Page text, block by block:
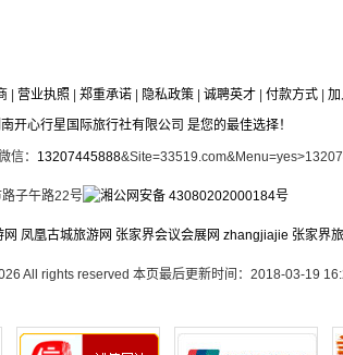
营业执照 郑重承诺 隐私政策 诚聘英才 付款方式
开心行星国际旅行社有限公司 是您的最佳选择！
信： 13207445888
子午路22号 湘公网安备 43080202000184号
网 凤凰古城旅游网 张家界会议会展网 zhangjiajie 张家界
All rights reserved 本页最后更新时间：2018-03-19